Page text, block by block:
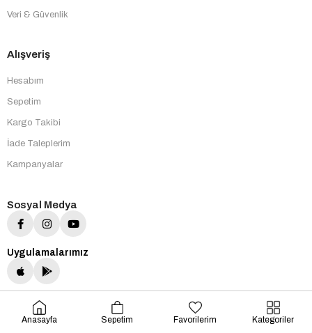
Veri & Güvenlik
Alışveriş
Hesabım
Sepetim
Kargo Takibi
İade Taleplerim
Kampanyalar
Sosyal Medya
Uygulamalarımız
Anasayfa Sepetim Favorilerim Kategoriler